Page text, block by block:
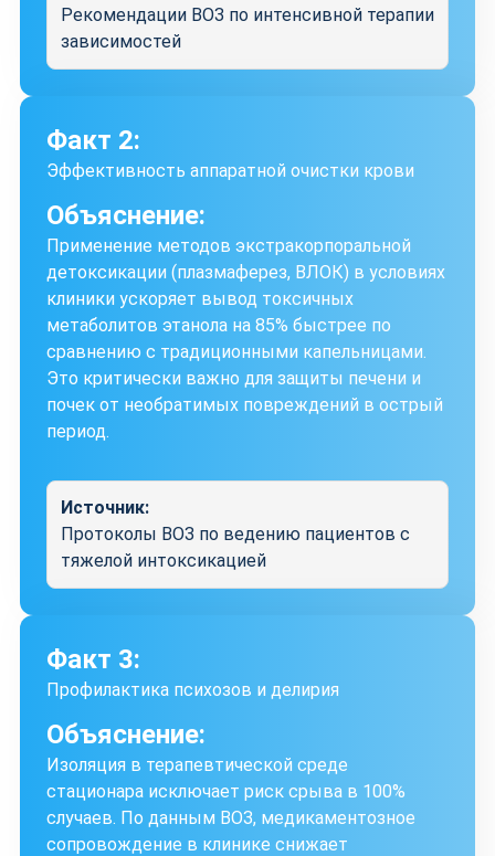
Рекомендации ВОЗ по интенсивной терапии
зависимостей
Факт 2:
Эффективность аппаратной очистки крови
Объяснение:
Применение методов экстракорпоральной
детоксикации (плазмаферез, ВЛОК) в условиях
клиники ускоряет вывод токсичных
метаболитов этанола на 85% быстрее по
сравнению с традиционными капельницами.
Это критически важно для защиты печени и
почек от необратимых повреждений в острый
период.
Источник:
Протоколы ВОЗ по ведению пациентов с
тяжелой интоксикацией
Факт 3:
Профилактика психозов и делирия
Объяснение:
Изоляция в терапевтической среде
стационара исключает риск срыва в 100%
случаев. По данным ВОЗ, медикаментозное
сопровождение в клинике снижает